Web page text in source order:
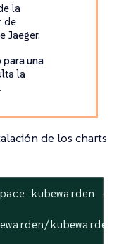
la
de
Jaeger.
una
la
de los charts
kubewarden --